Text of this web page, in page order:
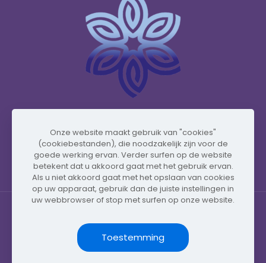
© Copyright 2026 by Vidafy.blog
Onze website maakt gebruik van "cookies"
(cookiebestanden), die noodzakelijk zijn voor de
goede werking ervan. Verder surfen op de website
betekent dat u akkoord gaat met het gebruik ervan.
Als u niet akkoord gaat met het opslaan van cookies
op uw apparaat, gebruik dan de juiste instellingen in
uw webbrowser of stop met surfen op onze website.
Toestemming